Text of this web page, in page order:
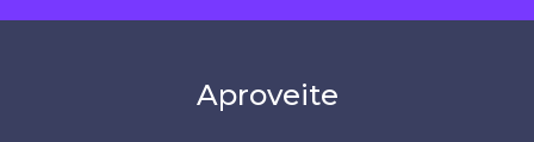
Aproveite